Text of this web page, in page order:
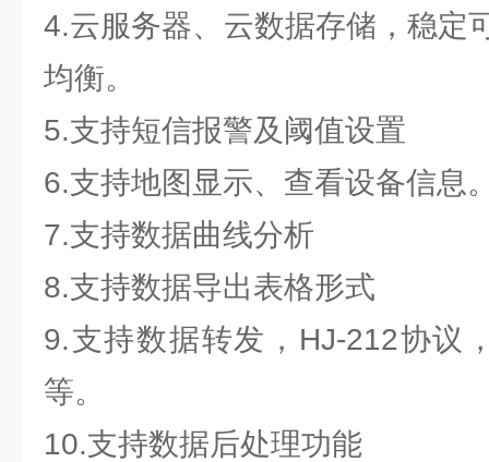
4.云服务器、云数据存储，稳定
均衡。
5.支持短信报警及阈值设置
6.支持地图显示、查看设备信息
7.支持数据曲线分析
8.支持数据导出表格形式
9.支持数据转发，HJ-212协议
等。
10.支持数据后处理功能